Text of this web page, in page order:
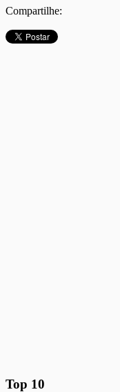
Compartilhe:
Top 10